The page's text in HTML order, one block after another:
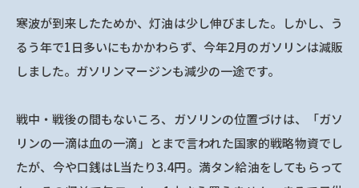
寒波が到来したためか、灯油は少し伸びました。しかし、う
るう年で1日多いにもかかわらず、今年2月のガソリンは減販
しました。ガソリンマージンも減少の一途です。
戦中・戦後の間もないころ、ガソリンの位置づけは、「ガソ
リンの一滴は血の一滴」とまで言われた国家的戦略物資でし
たが、今や口銭はL当たり3.4円。満タン給油をしてもらって